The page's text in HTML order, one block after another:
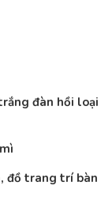
đàn hồi loại
đồ trang trí bàn